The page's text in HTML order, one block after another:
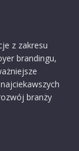
z zakresu
brandingu,
branży